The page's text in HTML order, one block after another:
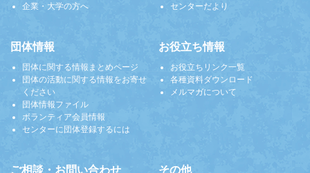
企業・大学の方へ
センターだより
団体情報
団体に関する情報まとめページ
団体の活動に関する情報をお寄せ
ください
団体情報ファイル
ボランティア会員情報
センターに団体登録するには
お役立ち情報
お役立ちリンク一覧
各種資料ダウンロード
メルマガについて
ご相談・お問い合わせ その他